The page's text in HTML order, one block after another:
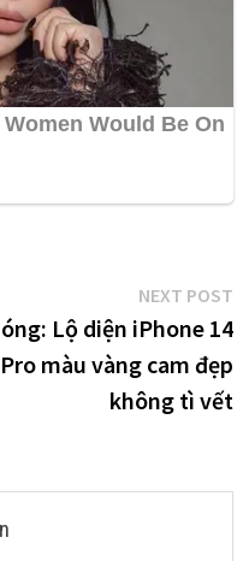
NEXT POST
Lộ diện iPhone 14
Pro màu vàng cam đẹp
không tì vết